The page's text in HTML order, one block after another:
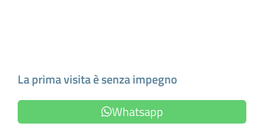
La prima visita è senza impegno
Whatsapp